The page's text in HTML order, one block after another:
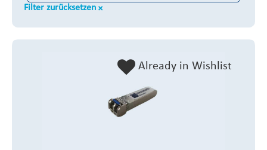
Filter zurücksetzen
Already in Wishlist